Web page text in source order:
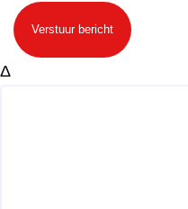
Verstuur bericht
Δ